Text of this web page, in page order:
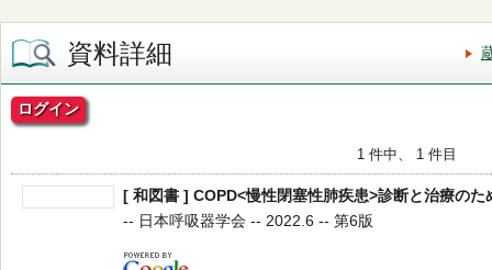
資料詳細
ログイン
1 件中、 1 件目
[ 和図書 ] COPD<慢性閉塞性肺疾患>診断と治療のた
-- 日本呼吸器学会 -- 2022.6 -- 第6版